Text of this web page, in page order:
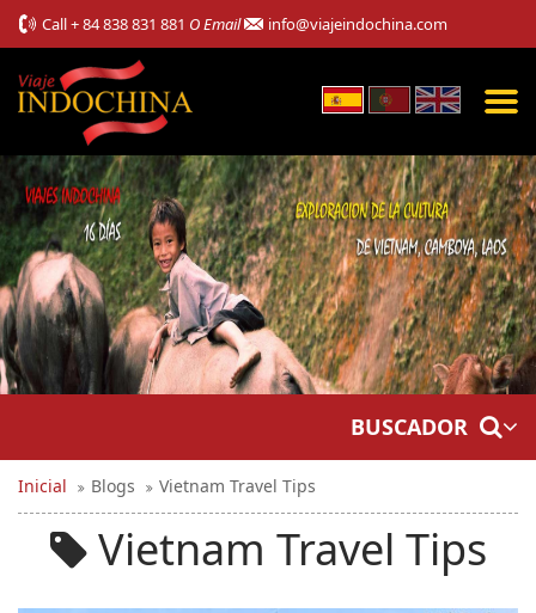
Call+ 84 838 831 881 O Email info@viajeindochina.com
BUSCADOR
Inicial Blogs Vietnam Travel Tips
Vietnam Travel Tips